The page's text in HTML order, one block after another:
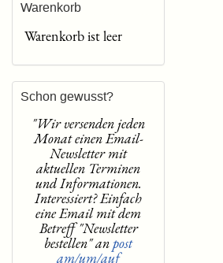
Warenkorb
Warenkorb ist leer
Schon gewusst?
"Wir versenden jeden
Monat einen Email-
Newsletter mit
aktuellen Terminen
und Informationen.
Interessiert? Einfach
eine Email mit dem
Betreff "Newsletter
bestellen" anpost
am/um/auf